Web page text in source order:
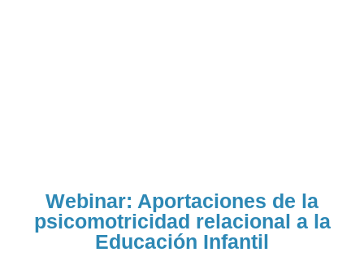
Webinar: Aportaciones de la
psicomotricidad relacional a la
Educación Infantil